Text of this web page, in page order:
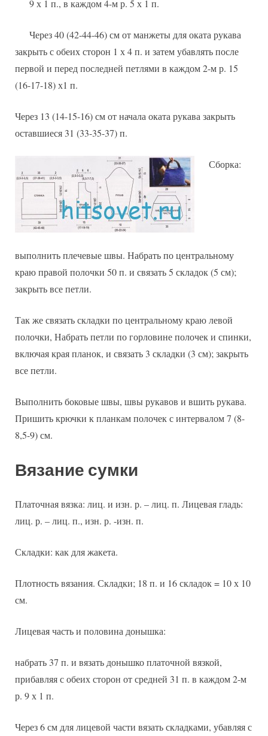
9 х 1 п., в каждом 4-м р. 5 х 1 п.
Через 40 (42-44-46) см от манжеты для оката рукава
закрыть с обеих сторон 1 х 4 п. и затем убавлять после
первой и перед последней петлями в каждом 2-м р. 15
(16-17-18) х1 п.
Через 13 (14-15-16) см от начала оката рукава закрыть
оставшиеся 31 (33-35-37) п.
Сборка:
выполнить плечевые швы. Набрать по центральному
краю правой полочки 50 п. и связать 5 складок (5 см);
закрыть все петли.
Так же связать складки по центральному краю левой
полочки, Набрать петли по горловине полочек и спинки,
включая края планок, и связать 3 складки (3 см); закрыть
все петли.
Выполнить боковые швы, швы рукавов и вшить рукава.
Пришить крючки к планкам полочек с интервалом 7 (8-
8,5-9) см.
Вязание сумки
Платочная вязка: лиц. и изн. р. – лиц. п. Лицевая гладь:
лиц. р. – лиц. п., изн. р. -изн. п.
Складки: как для жакета.
Плотность вязания. Складки; 18 п. и 16 складок = 10 х 10
см.
Лицевая часть и половина донышка:
набрать 37 п. и вязать донышко платочной вязкой,
прибавляя с обеих сторон от средней 31 п. в каждом 2-м
р. 9 х 1 п.
Через 6 см для лицевой части вязать складками, убавляя с